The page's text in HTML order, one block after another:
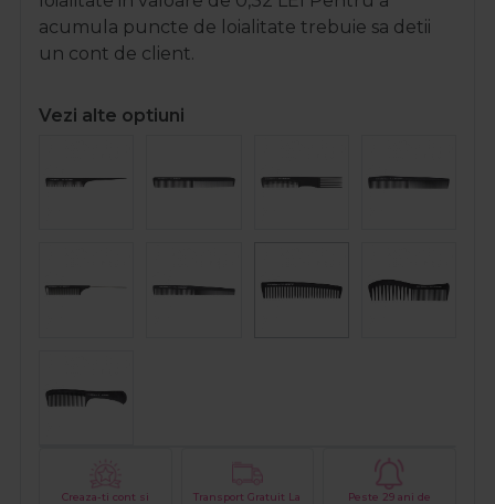
acumula puncte de loialitate trebuie sa detii
un cont de client.
Vezi alte optiuni
Creaza-ti cont si
Transport Gratuit La
Peste 29 ani de